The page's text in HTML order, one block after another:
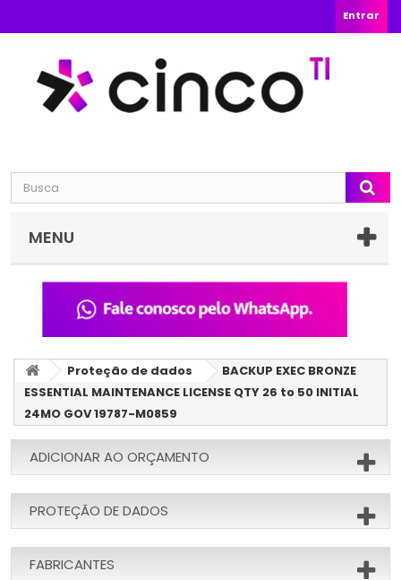
Entrar
MENU
Proteção de dados
BACKUP EXEC BRONZE
ESSENTIAL MAINTENANCE LICENSE QTY 26 to 50 INITIAL
24MO GOV 19787-M0859
ADICIONAR AO ORÇAMENTO
PROTEÇÃO DE DADOS
FABRICANTES